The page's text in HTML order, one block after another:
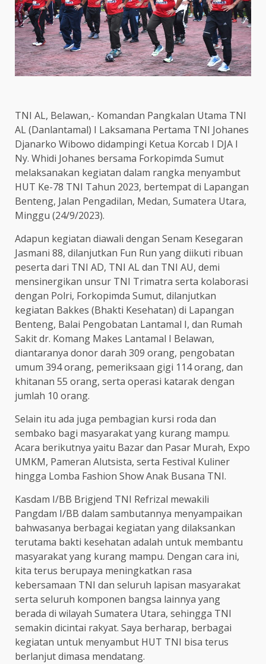
TNI AL, Belawan,- Komandan Pangkalan Utama TNI
AL (Danlantamal) I Laksamana Pertama TNI Johanes
Djanarko Wibowo didampingi Ketua Korcab I DJA I
Ny. Whidi Johanes bersama Forkopimda Sumut
melaksanakan kegiatan dalam rangka menyambut
HUT Ke-78 TNI Tahun 2023, bertempat di Lapangan
Benteng, Jalan Pengadilan, Medan, Sumatera Utara,
Minggu (24/9/2023).
Adapun kegiatan diawali dengan Senam Kesegaran
Jasmani 88, dilanjutkan Fun Run yang diikuti ribuan
peserta dari TNI AD, TNI AL dan TNI AU, demi
mensinergikan unsur TNI Trimatra serta kolaborasi
dengan Polri, Forkopimda Sumut, dilanjutkan
kegiatan Bakkes (Bhakti Kesehatan) di Lapangan
Benteng, Balai Pengobatan Lantamal I, dan Rumah
Sakit dr. Komang Makes Lantamal I Belawan,
diantaranya donor darah 309 orang, pengobatan
umum 394 orang, pemeriksaan gigi 114 orang, dan
khitanan 55 orang, serta operasi katarak dengan
jumlah 10 orang.
Selain itu ada juga pembagian kursi roda dan
sembako bagi masyarakat yang kurang mampu.
Acara berikutnya yaitu Bazar dan Pasar Murah, Expo
UMKM, Pameran Alutsista, serta Festival Kuliner
hingga Lomba Fashion Show Anak Busana TNI.
Kasdam I/BB Brigjend TNI Refrizal mewakili
Pangdam I/BB dalam sambutannya menyampaikan
bahwasanya berbagai kegiatan yang dilaksankan
terutama bakti kesehatan adalah untuk membantu
masyarakat yang kurang mampu. Dengan cara ini,
kita terus berupaya meningkatkan rasa
kebersamaan TNI dan seluruh lapisan masyarakat
serta seluruh komponen bangsa lainnya yang
berada di wilayah Sumatera Utara, sehingga TNI
semakin dicintai rakyat. Saya berharap, berbagai
kegiatan untuk menyambut HUT TNI bisa terus
berlanjut dimasa mendatang.